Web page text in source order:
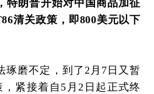
特朗普开始对中国商品加征
清关政策，即800美元以下
琢磨不定，到了2月7日又暂
紧接着自5月2日起正式终